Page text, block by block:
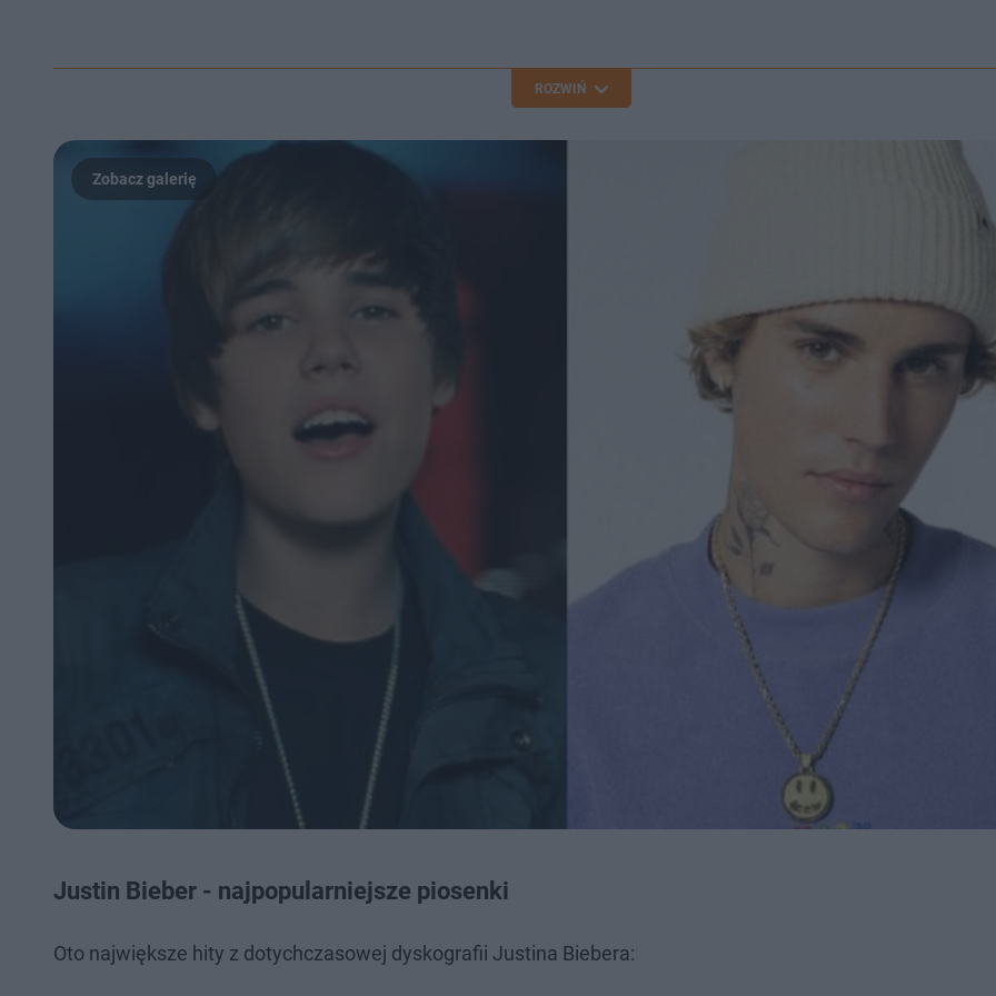
ROZWIŃ
Justin Bieber - najpopularniejsze piosenki
Oto największe hity z dotychczasowej dyskografii Justina Biebera: